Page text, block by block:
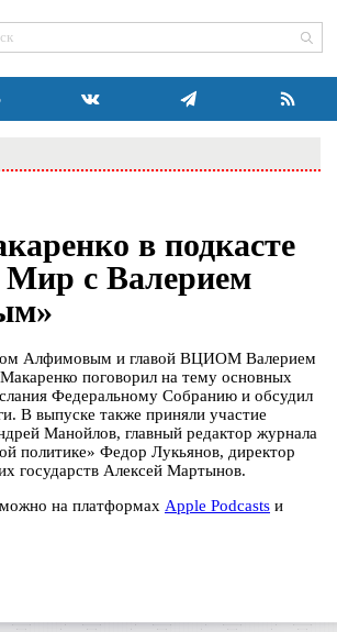
в подкасте
Мир с Валерием
Алфимовым и главой ВЦИОМ Валерием
поговорил на тему основных
Федеральному Собранию и обсудил
В выпуске также приняли участие
Манойлов, главный редактор журнала
политике» Федор Лукьянов, директор
государств Алексей Мартынов.
на платформах Apple Podcasts и